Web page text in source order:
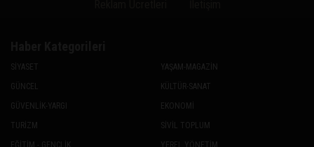
SİYASET
GÜNCEL
GÜVENLİK-YARGI
TURİZM
EĞİTİM - GENÇLİK
YAŞAM-MAGAZİN
KÜLTÜR-SANAT
EKONOMİ
SİVİL TOPLUM
YEREL YÖNETİM